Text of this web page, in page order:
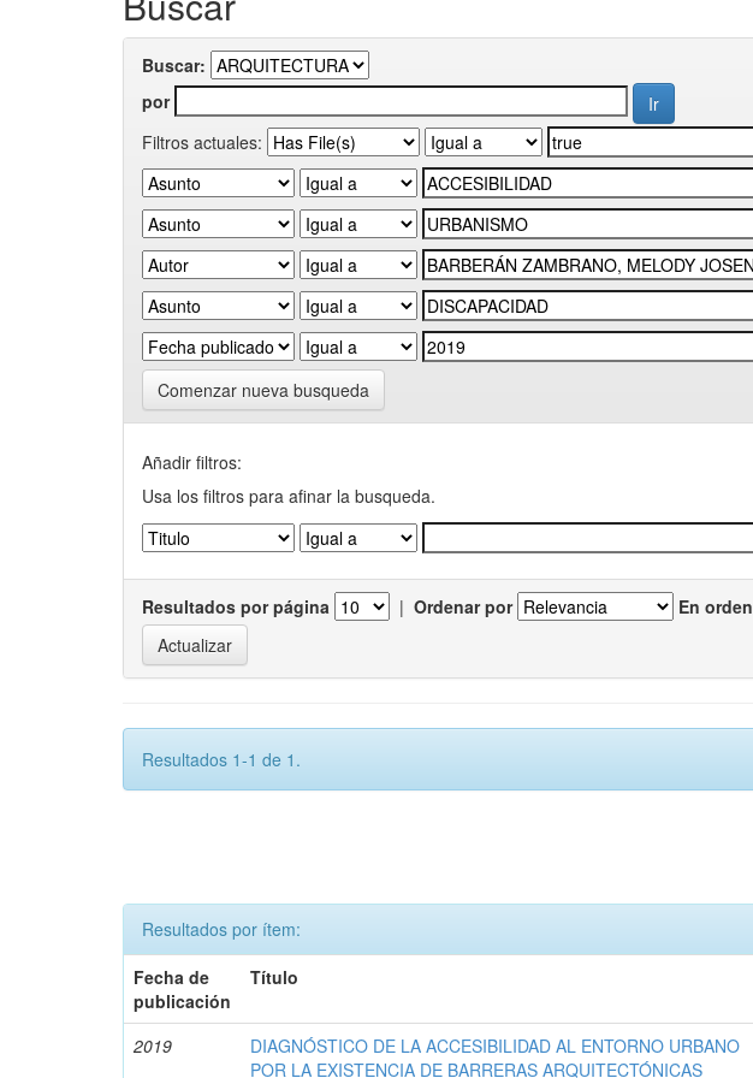
Buscar:
por
Filtros actuales:
Comenzar nueva busqueda
Añadir filtros:
Usa los filtros para afinar la busqueda.
Resultados por página | Ordenar por En orden
Resultados 1-1 de 1.
Resultados por ítem:
Fecha de
publicación
Título
2019
DIAGNÓSTICO DE LA ACCESIBILIDAD AL ENTORNO URBANO
POR LA EXISTENCIA DE BARRERAS ARQUITECTÓNICAS